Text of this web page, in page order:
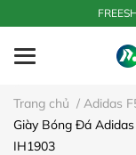
Trang chủ / Adidas
Giày Bóng Đá
IH1903